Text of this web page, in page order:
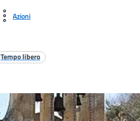
Azioni
Tempo libero